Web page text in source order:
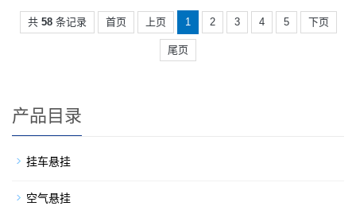
共58 条记录 首页 上页 1 2 3 4 5 下页
尾页
产品目录
挂车悬挂
空气悬挂